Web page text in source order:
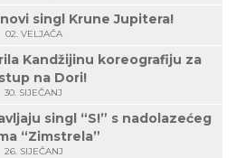
singl Krune Jupitera!
02. VELJAČA
Kandžijinu koreografiju za
na Dori!
30. SIJEČANJ
singl “S!” s nadolazećeg
“Zimstrela”
26. SIJEČANJ